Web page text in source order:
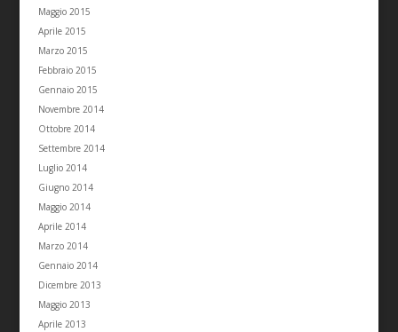
Maggio 2015
Aprile 2015
Marzo 2015
Febbraio 2015
Gennaio 2015
Novembre 2014
Ottobre 2014
Settembre 2014
Luglio 2014
Giugno 2014
Maggio 2014
Aprile 2014
Marzo 2014
Gennaio 2014
Dicembre 2013
Maggio 2013
Aprile 2013